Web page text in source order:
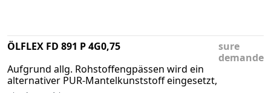
ÖLFLEX FD 891 P 4G0,75
Aufgrund allg. Rohstoffengpässen wird ein
alternativer PUR-Mantelkunststoff eingesetzt,
sure
demande